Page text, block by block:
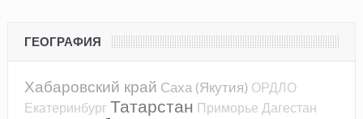
ГЕОГРАФИЯ
Хабаровский край Саха (Якутия) ОРДЛО
Екатеринбург Татарстан Приморье Дагестан